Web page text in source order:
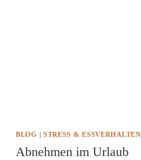
BLOG STRESS & ESSVERHALTEN
Abnehmen im Urlaub